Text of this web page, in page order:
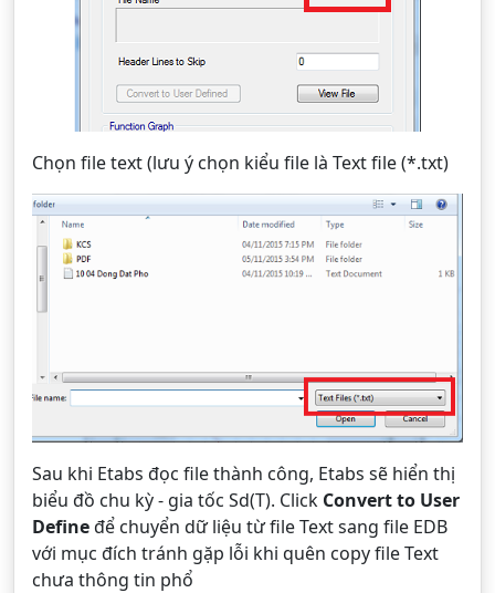
Chọn file text (lưu ý chọn kiểu file là Text file (*.txt)
Sau khi Etabs đọc file thành công, Etabs sẽ hiển thị
biểu đồ chu kỳ - gia tốc Sd(T). Click Convert to User
Defineđể chuyển dữ liệu từ file Text sang file EDB
với mục đích tránh gặp lỗi khi quên copy file Text
chưa thông tin phổ